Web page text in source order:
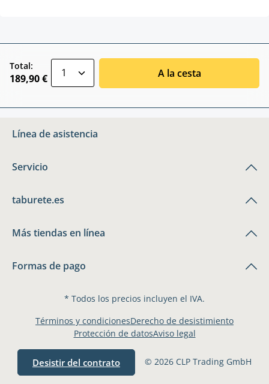
Total:
189,90 € A la cesta
Línea de asistencia
Servicio
taburete.es
Más tiendas en línea
Formas de pago
* Todos los precios incluyen el IVA.
Desistir del contrato © 2026 CLP Trading GmbH
Términos y condicionesDerecho de desistimiento
Protección de datosAviso legal